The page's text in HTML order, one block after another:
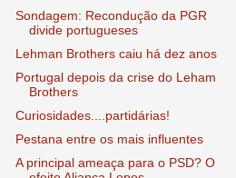
Sondagem: Recondução da PGR
divide portugueses
Lehman Brothers caiu há dez anos
Portugal depois da crise do Leham
Brothers
Curiosidades....partidárias!
Pestana entre os mais influentes
A principal ameaça para o PSD? O